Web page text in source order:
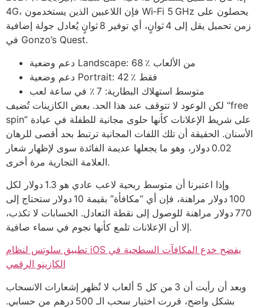
4G، فإن اللاعبين الذين يستخدمون Wi‑Fi 5 GHz يحصلون على
زمن تحميل يقل إلى 4 ثوانٍ، أي توفير 8 ثوانٍ يُعادل جولة إضافية
في Gonzo’s Quest.
دعم وضعية Landscape: 68 ٪ من الألعاب
دعم وضعية Portrait: 42 ٪ فقط
متوسط استهلاك البطارية: 7 ٪ في ساعة لعب
لكن الوعود لا تتوقف عند هذا الحد. بعض الكازينات تُضيف “free
spin” على شريط الإعلانات كأنها حلوى مجانية للطفلة في عيادة
الأسنان. الحقيقة أن تلك اللفات المجانية ترتبط بحد أقصى للرهان
0.02 دولار، وهو ما يجعلها عديمة الفائدة سوى لإظهار شعار
العلامة التجارية مرة أخرى.
وإذا اعتبرنا أن متوسط ربحية لاعب عادي هو 1.3 دولار لكل
100 دولار مراهنة، فإن أي “مكافأة” بقيمة 10 دولار ستحتاج إلى
770 دولار مراهنة للوصول إلى نقطة التعادل. الحسابات لا تكذب،
إلا أن الإعلانات تلمع كأنها نجوم في سماء صافية.
تطبيق سلوتس لنظام iOS يفضح خدع المكافآت السطحية في
الكازينو الرقمي
وبعد أن رأيت أن 3 من كل 5 ألعاب لا تُظهر إشعارات الانسحاب
بشكل واضح، قررت اختبار سحب الـ 500 درهم من حسابي.